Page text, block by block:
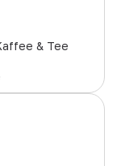
& Tee